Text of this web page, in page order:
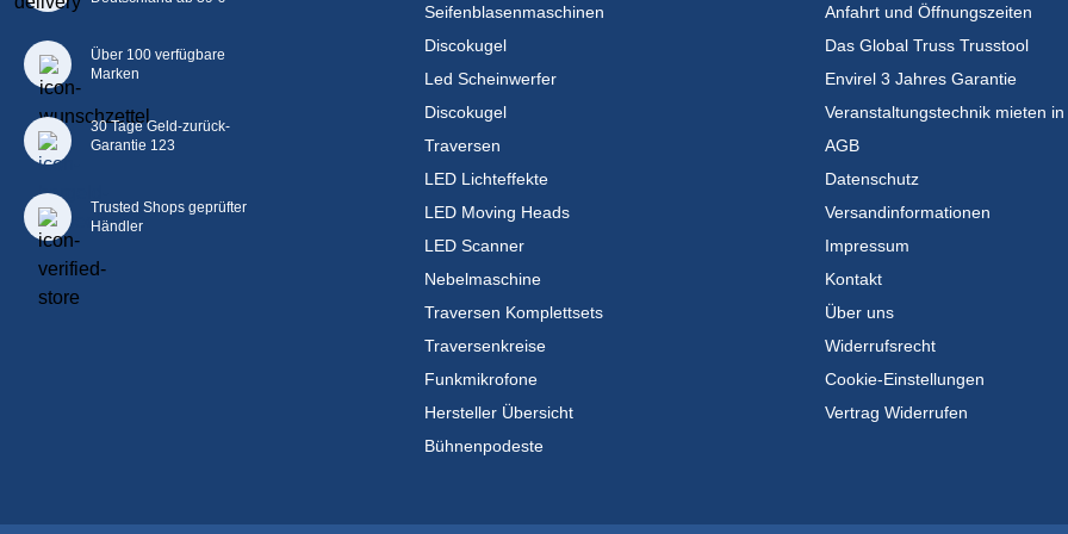
Über 100 verfügbare
Marken
30 Tage Geld-zurück-
Garantie 123
Trusted Shops geprüfter
Händler
Seifenblasenmaschinen
Discokugel
Led Scheinwerfer
Discokugel
Traversen
LED Lichteffekte
LED Moving Heads
LED Scanner
Nebelmaschine
Traversen Komplettsets
Traversenkreise
Funkmikrofone
Hersteller Übersicht
Bühnenpodeste
Anfahrt und Öffnungszeiten
Das Global Truss Trusstool
Envirel 3 Jahres Garantie
Veranstaltungstechnik mieten in
AGB
Datenschutz
Versandinformationen
Impressum
Kontakt
Über uns
Widerrufsrecht
Cookie-Einstellungen
Vertrag Widerrufen